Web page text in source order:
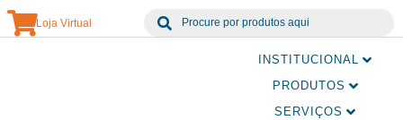
Loja Virtual
INSTITUCIONAL
PRODUTOS
SERVIÇOS